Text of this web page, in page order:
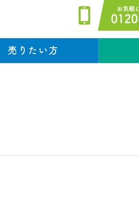
売りたい方
スタッフブログ